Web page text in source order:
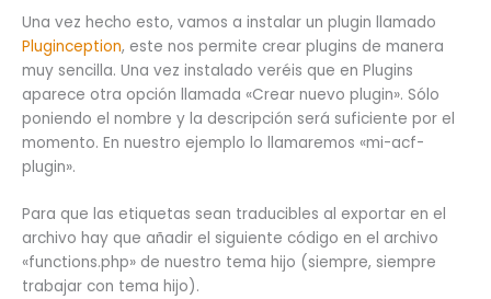
Una vez hecho esto, vamos a instalar un plugin llamado
Pluginception, este nos permite crear plugins de manera
muy sencilla. Una vez instalado veréis que en Plugins
aparece otra opción llamada «Crear nuevo plugin». Sólo
poniendo el nombre y la descripción será suficiente por el
momento. En nuestro ejemplo lo llamaremos «mi-acf-
plugin».
Para que las etiquetas sean traducibles al exportar en el
archivo hay que añadir el siguiente código en el archivo
«functions.php» de nuestro tema hijo (siempre, siempre
trabajar con tema hijo).